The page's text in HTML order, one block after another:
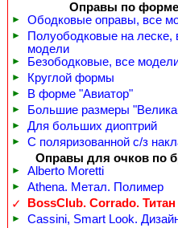
Оправы по форме
► Ободковые оправы, все
►
Полуободковые на леске,
модели
► Безободковые, все
► Круглой формы
► В форме "Авиатор"
► Большие размеры
► Для больших диоптрий
►
С поляризованной с/з
Оправы для очков по
► Alberto Moretti
►
Athena. Метал. Полимер
✓
BossClub. Corrado. Титан
► Cassini, Smart Look.